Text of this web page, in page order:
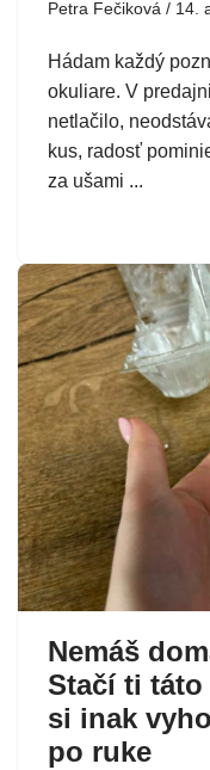
Petra Fečiková 14.
Hádam každý
okuliare. V
netlačilo,
kus, radosť
za ušami ...
Nemáš
Stačí ti
si inak
po ruke